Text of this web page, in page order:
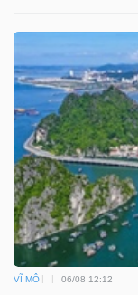
VĨ MÔ 06/08 12:12
Truyền
thông
tài
chính